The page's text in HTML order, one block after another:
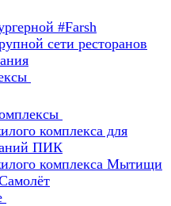
#Farsh
сети ресторанов
комплекса для
ПИК
комплекса Мытищи